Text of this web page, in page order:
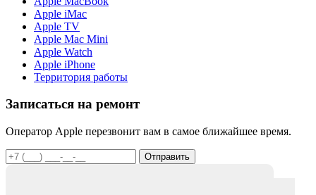
Apple iMac
Apple TV
Apple Mac Mini
Apple Watch
Apple iPhone
Территория работы
Записаться на ремонт
Оператор Apple перезвонит вам в самое ближайшее время.
Отправить